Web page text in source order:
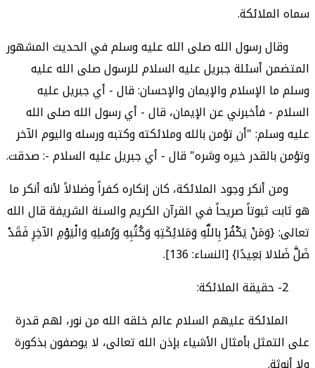
سماه الملائكة.
وقال رسول الله صلى الله عليه وسلم في الحديث المشهور
المتضمن أسئلة جبريل عليه السلام للرسول صلى الله عليه
وسلم ما الإسلام والإيمان والإحسان: قال - أي جبريل عليه
السلام - فأخبرني عن الإيمان، قال - أي رسول الله صلى الله
عليه وسلم: "أن تؤمن بالله وملائكته وكتبه ورسله واليوم الآخر
وتؤمن بالقدر خيره وشره" قال - أي جبريل عليه السلام -: صدقت.
ومن أنكر وجود الملائكة، كان إنكاره كفراً وضلالاً لأنه أنكر ما
هو ثابت ثبوتاً صريحاً في القرآن الكريم والسنة الشريفة قال الله
تعالى: {وَمَنْ يَكْفُرْ بِاللَّهِ وَمَلائِكَتِهِ وَكُتُبِهِ وَرُسُلِهِ وَالْيَوْمِ الآخِرِ فَقَدْ
ضَلَّ ضَلالا بَعِيدًا} [النساء: 136].
2- حقيقة الملائكة:
الملائكة عليهم السلام عالم خلقه الله من نور، لهم قدرة
على التمثل بأمثال الأشياء بإذن الله تعالى، لا يوصفون بذكورة